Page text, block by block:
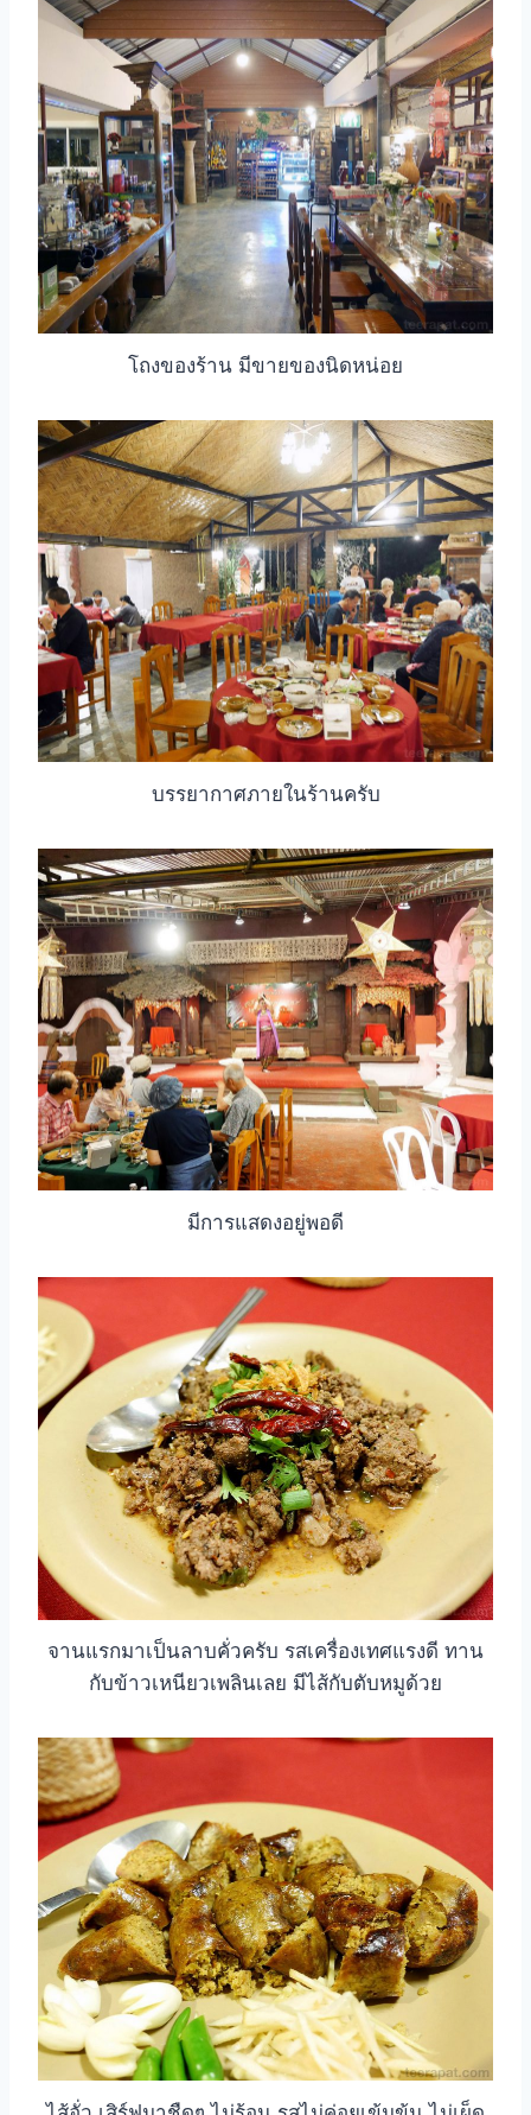
โถงของร้าน มีขายของนิดหน่อย
บรรยากาศภายในร้านครับ
มีการแสดงอยู่พอดี
จานแรกมาเป็นลาบคั่วครับ รสเครื่องเทศแรงดี ทาน
กับข้าวเหนียวเพลินเลย มีไส้กับตับหมูด้วย